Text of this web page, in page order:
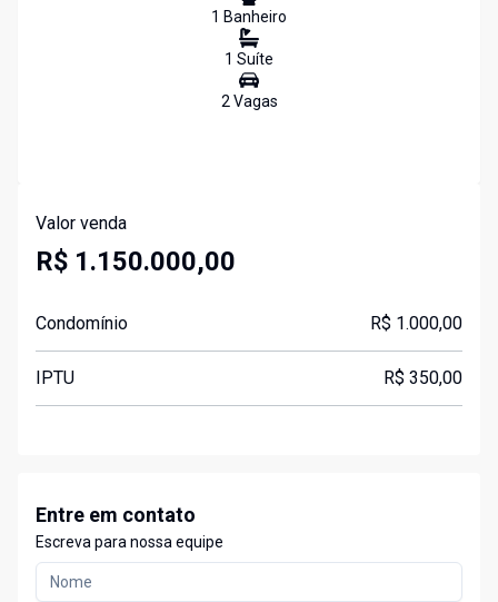
1 Banheiro
1 Suíte
2Vagas
Valor venda
R$ 1.150.000,00
Condomínio R$ 1.000,00
IPTU R$ 350,00
Entre em contato
Escreva para nossa equipe